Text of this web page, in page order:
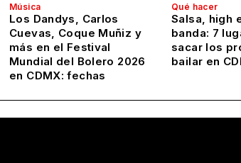
Música
Los Dandys, Carlos
Cuevas, Coque Muñiz y
más en el Festival
Mundial del Bolero 2026
en CDMX: fechas
Qué hacer
Salsa, high
banda: 7
sacar los
bailar en